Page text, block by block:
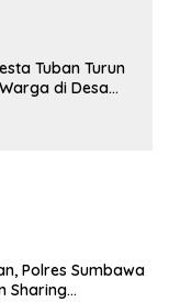
Tuban Turun
di Desa
Polres Sumbawa
Sharing